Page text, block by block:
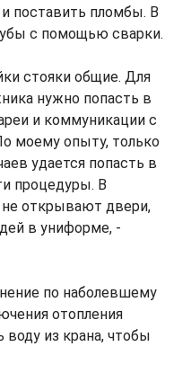
поставить пломбы. В
с помощью сварки.
стояки общие. Для
нужно попасть в
и коммуникации с
моему опыту, только
удается попасть в
процедуры. В
открывают двери,
в униформе, -
по наболевшему
отопления
воду из крана, чтобы